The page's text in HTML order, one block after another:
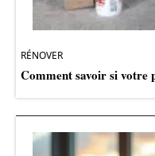
RÉNOVER
Comment savoir si votre